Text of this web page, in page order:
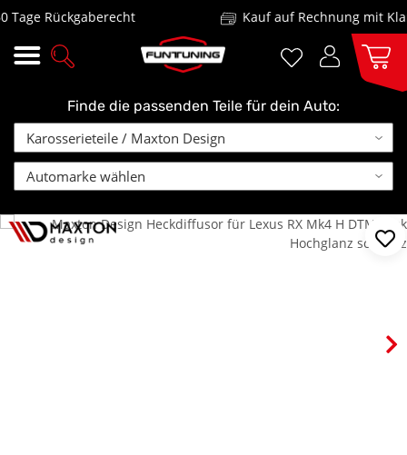
Rückgaberecht Kauf auf Rechnung mit
Finde die passenden Teile für dein Auto: